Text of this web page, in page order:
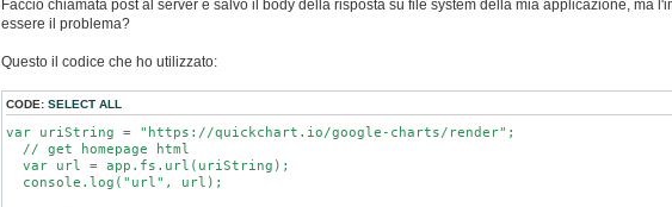
Faccio chiamata post al server e salvo il body della risposta su file system della mia applicazione, ma
essere il problema?
Questo il codice che ho utilizzato:
CODE:SELECT ALL
var uriString = "https://quickchart.io/google-charts/render";
// get homepage html
var url = app.fs.url(uriString);
console.log("url", url);